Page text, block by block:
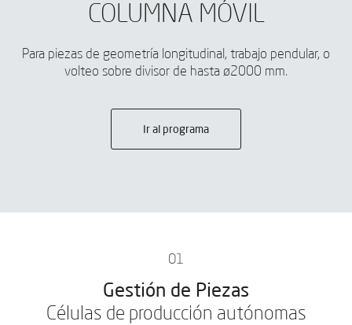
COLUMNA MÓVIL
Para piezas de geometría longitudinal, trabajo pendular, o
volteo sobre divisor de hasta ø2000 mm.
Ir al programa
01
Gestión de Piezas
Células de producción autónomas